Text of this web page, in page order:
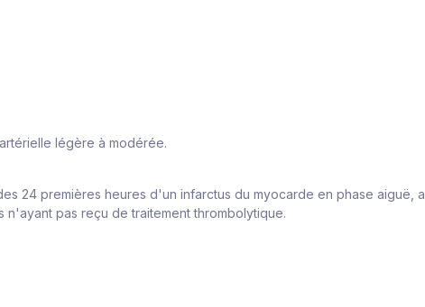
légère à modérée.
24 premières heures d'un infarctus du myocarde en phase aiguë,
pas reçu de traitement thrombolytique.